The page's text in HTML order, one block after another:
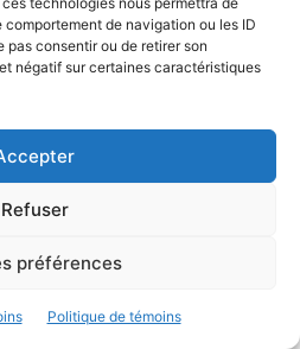
de navigation ou les ID
pas consentir ou de retirer son
négatif sur certaines caractéristiques
Refuser
préférences
Politique de témoins